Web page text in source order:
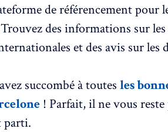
de référencement pour
Trouvez des informations sur
et des avis sur les
succombé à toutes les
! Parfait, il ne vous reste
parti.